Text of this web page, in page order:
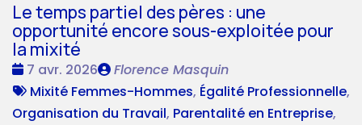
Le temps partiel des pères : une
opportunité encore sous-exploitée pour
la mixité
Date
:
7 avr. 2026
Publié
par
Florence Masquin
Tags
:
Mixité Femmes-Hommes, Égalité Professionnelle,
Organisation du Travail, Parentalité en Entreprise,